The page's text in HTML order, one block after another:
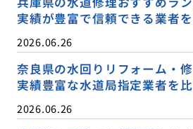
実績が豊富で信頼できる業者
2026.06.26
奈良県の水回りリフォーム・
実績豊富な水道局指定業者を
2026.06.26